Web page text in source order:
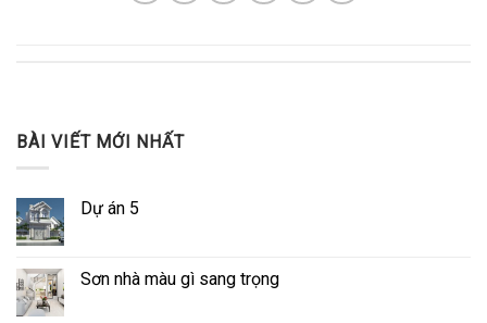
BÀI VIẾT MỚI NHẤT
Dự án 5
Sơn nhà màu gì sang trọng